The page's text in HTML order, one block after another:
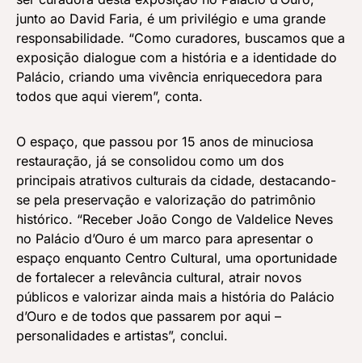
junto ao David Faria, é um privilégio e uma grande
responsabilidade. “Como curadores, buscamos que a
exposição dialogue com a história e a identidade do
Palácio, criando uma vivência enriquecedora para
todos que aqui vierem”, conta.
O espaço, que passou por 15 anos de minuciosa
restauração, já se consolidou como um dos
principais atrativos culturais da cidade, destacando-
se pela preservação e valorização do patrimônio
histórico. “Receber João Congo de Valdelice Neves
no Palácio d’Ouro é um marco para apresentar o
espaço enquanto Centro Cultural, uma oportunidade
de fortalecer a relevância cultural, atrair novos
públicos e valorizar ainda mais a história do Palácio
d’Ouro e de todos que passarem por aqui –
personalidades e artistas”, conclui.